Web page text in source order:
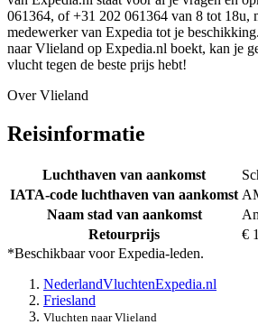
061364, of +31 202 061364 van 8 tot 18u,
medewerker van Expedia tot je
naar Vlieland op Expedia.nl boekt, kan je
vlucht tegen de beste prijs hebt!
Over Vlieland
Reisinformatie
Luchthaven van aankomst
IATA-code luchthaven van aankomst
Naam stad van aankomst
Retourprijs
€
*Beschikbaar voor Expedia-leden.
NederlandVluchtenExpedia.nl
Friesland
Vluchten naar Vlieland